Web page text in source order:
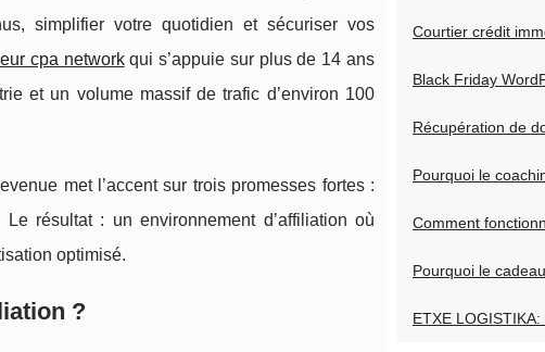
simplifier votre quotidien et sécuriser vos
cpa networkqui s’appuie sur plus de 14 ans
et un volume massif de trafic d’environ 100
met l’accent sur trois promesses fortes :
Le résultat : un environnement d’affiliation où
optimisé.
?
Courtier crédit
Black Friday
Récupération de
Pourquoi le
Comment
Pourquoi le
ETXE LOGISTIKA: